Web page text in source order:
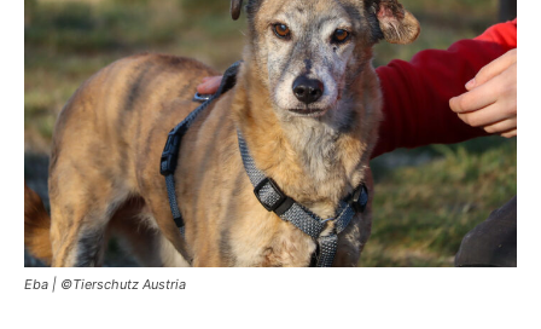
Eba | ©Tierschutz Austria